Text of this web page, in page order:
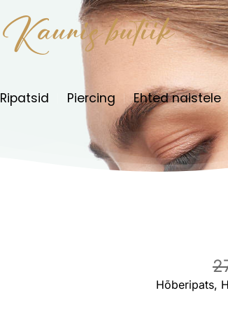
Ripatsid Piercing Ehted naistele
Hõberipats,